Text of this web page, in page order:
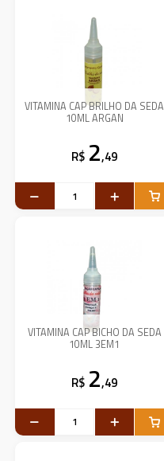
VITAMINA CAP BRILHO DA SEDA
10ML ARGAN
R$ 2,49
VITAMINA CAP BICHO DA SEDA
10ML 3EM1
R$ 2,49